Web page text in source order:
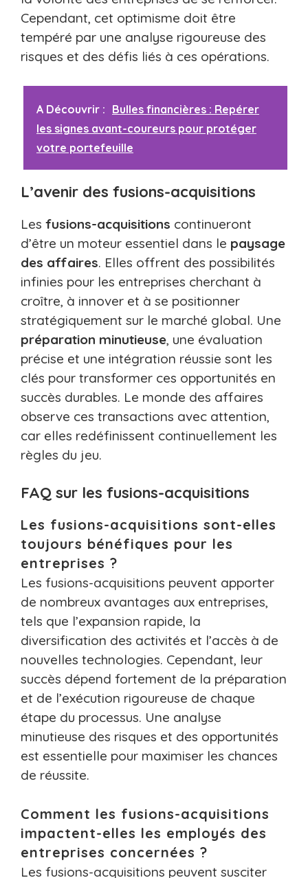
Cependant, cet optimisme doit être
tempéré par une analyse rigoureuse des
risques et des défis liés à ces opérations.
A Découvrir : Bulles financières : Repérer
les signes avant-coureurs pour protéger
votre portefeuille
L’avenir des fusions-acquisitions
Les fusions-acquisitions continueront
d’être un moteur essentiel dans le paysage
des affaires. Elles offrent des possibilités
infinies pour les entreprises cherchant à
croître, à innover et à se positionner
stratégiquement sur le marché global. Une
préparation minutieuse, une évaluation
précise et une intégration réussie sont les
clés pour transformer ces opportunités en
succès durables. Le monde des affaires
observe ces transactions avec attention,
car elles redéfinissent continuellement les
règles du jeu.
FAQ sur les fusions-acquisitions
Les fusions-acquisitions sont-elles
toujours bénéfiques pour les
entreprises ?
Les fusions-acquisitions peuvent apporter
de nombreux avantages aux entreprises,
tels que l’expansion rapide, la
diversification des activités et l’accès à de
nouvelles technologies. Cependant, leur
succès dépend fortement de la préparation
et de l’exécution rigoureuse de chaque
étape du processus. Une analyse
minutieuse des risques et des opportunités
est essentielle pour maximiser les chances
de réussite.
Comment les fusions-acquisitions
impactent-elles les employés des
entreprises concernées ?
Les fusions-acquisitions peuvent susciter